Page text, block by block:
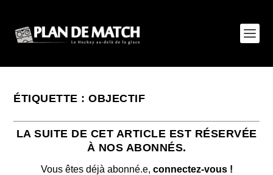
ÉTIQUETTE :OBJECTIF
LA SUITE DE CET ARTICLE EST RÉSERVÉE
À NOS ABONNÉS.
Vous êtes déjà abonné.e, connectez-vous !